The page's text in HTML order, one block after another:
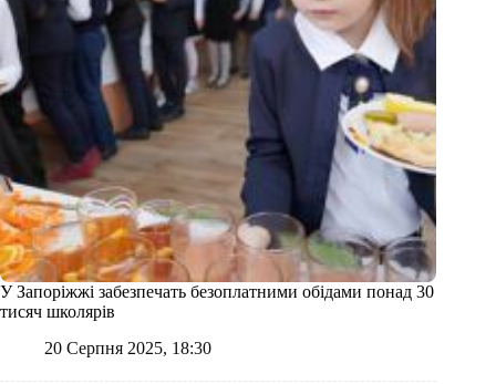
У Запоріжжі забезпечать безоплатними обідами понад 30
тисяч школярів
20 Серпня 2025, 18:30